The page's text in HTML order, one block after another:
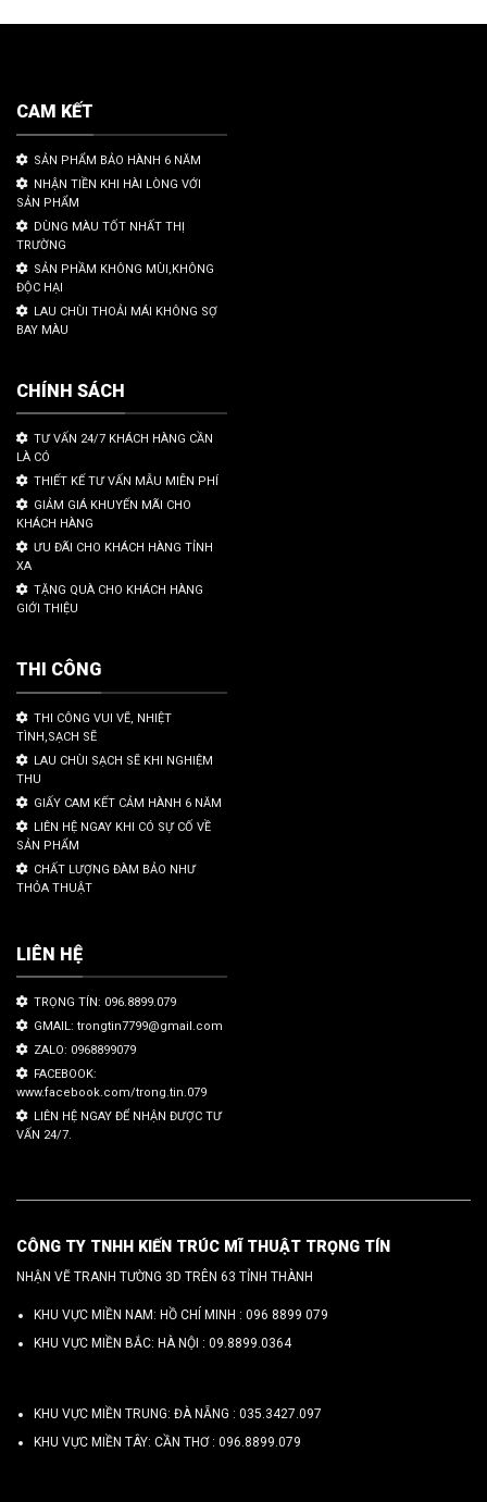
CAM KẾT
SẢN PHẨM BẢO HÀNH 6 NĂM
NHẬN TIỀN KHI HÀI LÒNG VỚI
SẢN PHẨM
DÙNG MÀU TỐT NHẤT THỊ
TRƯỜNG
SẢN PHẦM KHÔNG MÙI,KHÔNG
ĐỘC HẠI
LAU CHÙI THOẢI MÁI KHÔNG SỢ
BAY MÀU
CHÍNH SÁCH
TƯ VẤN 24/7 KHÁCH HÀNG CẦN
LÀ CÓ
THIẾT KẾ TƯ VẤN MẪU MIỄN PHÍ
GIẢM GIÁ KHUYẾN MÃI CHO
KHÁCH HÀNG
ƯU ĐÃI CHO KHÁCH HÀNG TỈNH
XA
TẶNG QUÀ CHO KHÁCH HÀNG
GIỚI THIỆU
THI CÔNG
THI CÔNG VUI VẼ, NHIỆT
TÌNH,SẠCH SẼ
LAU CHÙI SẠCH SẼ KHI NGHIỆM
THU
GIẤY CAM KẾT CẢM HÀNH 6 NĂM
LIÊN HỆ NGAY KHI CÓ SỰ CỐ VỀ
SẢN PHẨM
CHẤT LƯỢNG ĐÀM BẢO NHƯ
THỎA THUẬT
LIÊN HỆ
TRỌNG TÍN: 096.8899.079
GMAIL: trongtin7799@gmail.com
ZALO: 0968899079
FACEBOOK:
www.facebook.com/trong.tin.079
LIÊN HỆ NGAY ĐỂ NHẬN ĐƯỢC TƯ
VẤN 24/7.
CÔNG TY TNHH KIẾN TRÚC MĨ THUẬT TRỌNG TÍN
NHẬN VẼ TRANH TƯỜNG 3D TRÊN 63 TỈNH THÀNH
KHU VỰC MIỀN NAM: HỒ CHÍ MINH : 096 8899 079
KHU VỰC MIỀN BẮC: HÀ NỘI : 09.8899.0364
KHU VỰC MIỀN TRUNG: ĐÀ NẴNG : 035.3427.097
KHU VỰC MIỀN TÂY: CẦN THƠ : 096.8899.079